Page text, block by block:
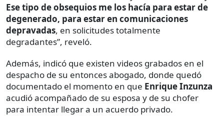
Ese tipo de obsequios me los hacía para estar de
degenerado, para estar en comunicaciones
depravadas, en solicitudes totalmente
degradantes”, reveló.
Además, indicó que existen videos grabados en el
despacho de su entonces abogado, donde quedó
documentado el momento en que Enrique Inzunza
acudió acompañado de su esposa y de su chofer
para intentar llegar a un acuerdo privado.